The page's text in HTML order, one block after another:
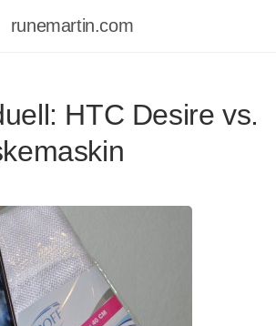
runemartin.com
HTC Desire vs.